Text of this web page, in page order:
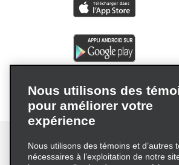
Nous utilisons des
pour améliorer votre
expérience
Nous utilisons des témoins et d’autres
nécessaires à l’exploitation de notre